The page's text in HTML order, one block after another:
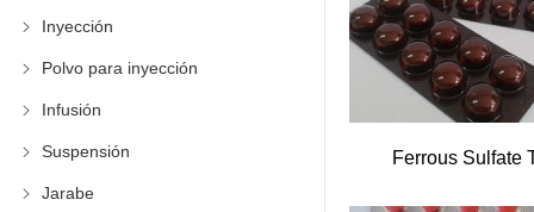
Inyección
Polvo para inyección
Infusión
Suspensión
Jarabe
Ferrous Sulfate